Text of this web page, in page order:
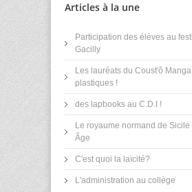
Articles à la une
Participation des élèves au
Gacilly
Les lauréats du Coust'ô
plastiques !
des lapbooks au C.D.I !
Le royaume normand de
Âge
C'est quoi la laïcité?
L'administration au collège